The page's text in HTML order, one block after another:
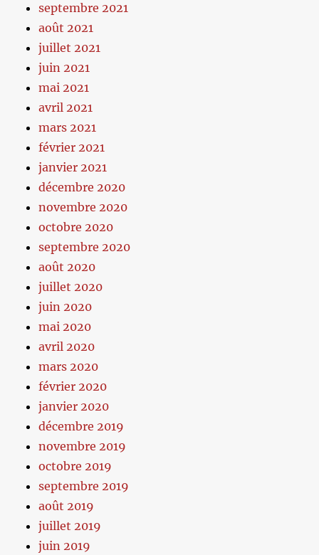
septembre 2021
août 2021
juillet 2021
juin 2021
mai 2021
avril 2021
mars 2021
février 2021
janvier 2021
décembre 2020
novembre 2020
octobre 2020
septembre 2020
août 2020
juillet 2020
juin 2020
mai 2020
avril 2020
mars 2020
février 2020
janvier 2020
décembre 2019
novembre 2019
octobre 2019
septembre 2019
août 2019
juillet 2019
juin 2019